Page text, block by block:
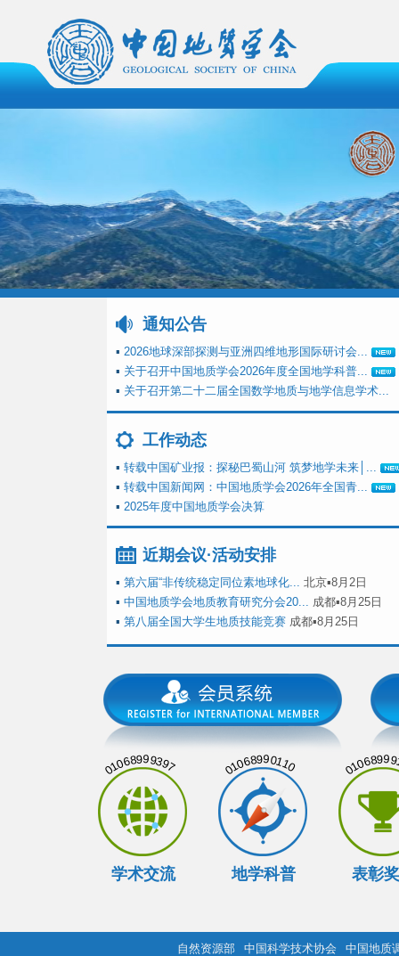
通知公告
▪ 2026地球深部探测与亚洲四维地形国际研讨会...
▪ 关于召开中国地质学会2026年度全国地学科普...
▪ 关于召开第二十二届全国数学地质与地学信息学术...
工作动态
▪ 转载中国矿业报：探秘巴蜀山河 筑梦地学未来│...
▪ 转载中国新闻网：中国地质学会2026年全国青...
▪ 2025年度中国地质学会决算
近期会议·活动安排
▪ 第六届“非传统稳定同位素地球化... 北京▪8月2日
▪ 中国地质学会地质教育研究分会20... 成都▪8月25日
▪ 第八届全国大学生地质技能竞赛 成都▪8月25日
01068999397
学术交流
01068990110
地学科普 表彰
自然资源部 中国科学技术协会 中国地质